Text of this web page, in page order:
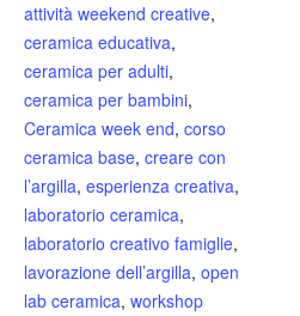
attività weekend creative,
ceramica educativa,
ceramica per adulti,
ceramica per bambini,
Ceramica week end, corso
ceramica base, creare con
l’argilla, esperienza creativa,
laboratorio ceramica,
laboratorio creativo famiglie,
lavorazione dell’argilla, open
lab ceramica, workshop